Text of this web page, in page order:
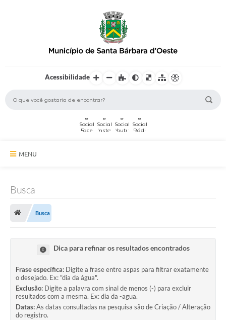
Acessibilidade
MENU
Serviços Online
Ouvidoria
Programa de Incentivo ao Desenvolvimento
Legislação
Covid-19
Busca
Busca
Dica para refinar os resultados encontrados
Frase específica: Digite a frase entre aspas para filtrar exatamente
o desejado. Ex: "dia da água".
Exclusão: Digite a palavra com sinal de menos (-) para excluir
resultados com a mesma. Ex: dia da -agua.
Datas:As datas consultadas na pesquisa são de Criação / Alteração
do registro.